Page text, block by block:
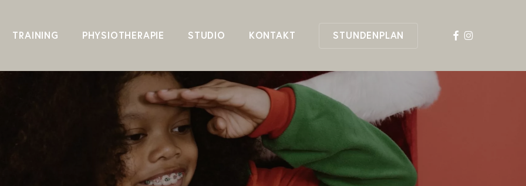
TRAINING PHYSIOTHERAPIE STUDIO KONTAKT STUNDENPLAN FACEBOOK
INSTAGRAM